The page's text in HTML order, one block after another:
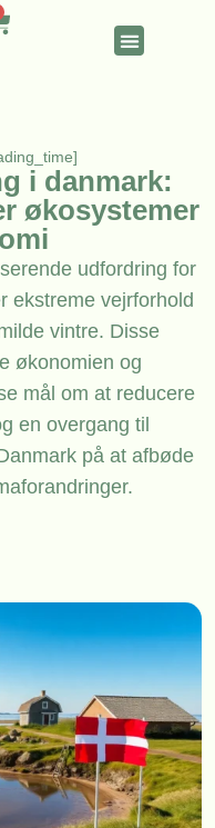
i danmark:
økosystemer
udfordring for
ekstreme vejrforhold
vintre. Disse
økonomien og
mål om at reducere
en overgang til
på at afbøde